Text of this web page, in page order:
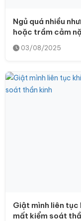
Ngủ quá nhiều
hoặc trầm cảm
03/08/2025
Giật mình liên tục
mất kiểm soát